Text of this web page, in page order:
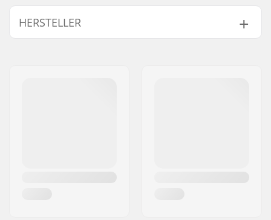
Length:
83.8cm (33")
Width:
HERSTELLER